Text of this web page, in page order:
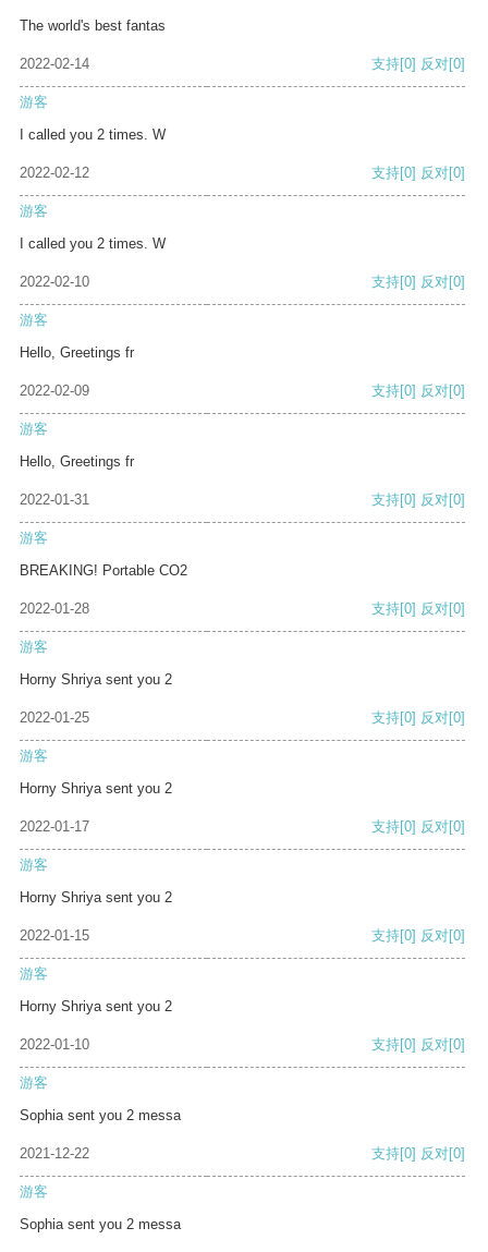
The world's best fantas
2022-02-14 支持[0] 反对[0]
游客
I called you 2 times. W
2022-02-12 支持[0] 反对[0]
游客
I called you 2 times. W
2022-02-10 支持[0] 反对[0]
游客
Hello, Greetings fr
2022-02-09 支持[0] 反对[0]
游客
Hello, Greetings fr
2022-01-31 支持[0] 反对[0]
游客
BREAKING! Portable CO2
2022-01-28 支持[0] 反对[0]
游客
Horny Shriya sent you 2
2022-01-25 支持[0] 反对[0]
游客
Horny Shriya sent you 2
2022-01-17 支持[0] 反对[0]
游客
Horny Shriya sent you 2
2022-01-15 支持[0] 反对[0]
游客
Horny Shriya sent you 2
2022-01-10 支持[0] 反对[0]
游客
Sophia sent you 2 messa
2021-12-22 支持[0] 反对[0]
游客
Sophia sent you 2 messa